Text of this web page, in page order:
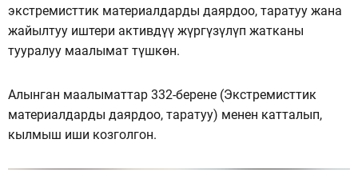
экстремисттик материалдарды даярдоо, таратуу жана
жайылтуу иштери активдүү жүргүзүлүп жатканы
тууралуу маалымат түшкөн.
Алынган маалыматтар 332-берене (Экстремисттик
материалдарды даярдоо, таратуу) менен катталып,
кылмыш иши козголгон.